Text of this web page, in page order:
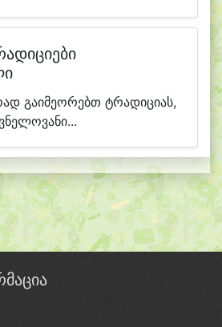
გაიმეორებთ ტრადიციას,